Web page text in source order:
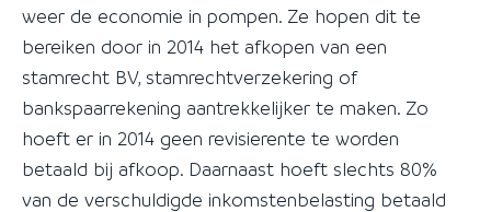
weer de economie in pompen. Ze hopen dit te
bereiken door in 2014 het afkopen van een
stamrecht BV, stamrechtverzekering of
bankspaarrekening aantrekkelijker te maken. Zo
hoeft er in 2014 geen revisierente te worden
betaald bij afkoop. Daarnaast hoeft slechts 80%
van de verschuldigde inkomstenbelasting betaald